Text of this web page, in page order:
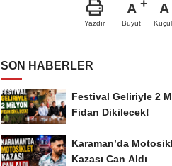
Yazdır
A
Büyüt
A
SON HABERLER
Festival Geliriyle 2
Fidan Dikilecek!
Karaman’da
Kazası Can Aldı